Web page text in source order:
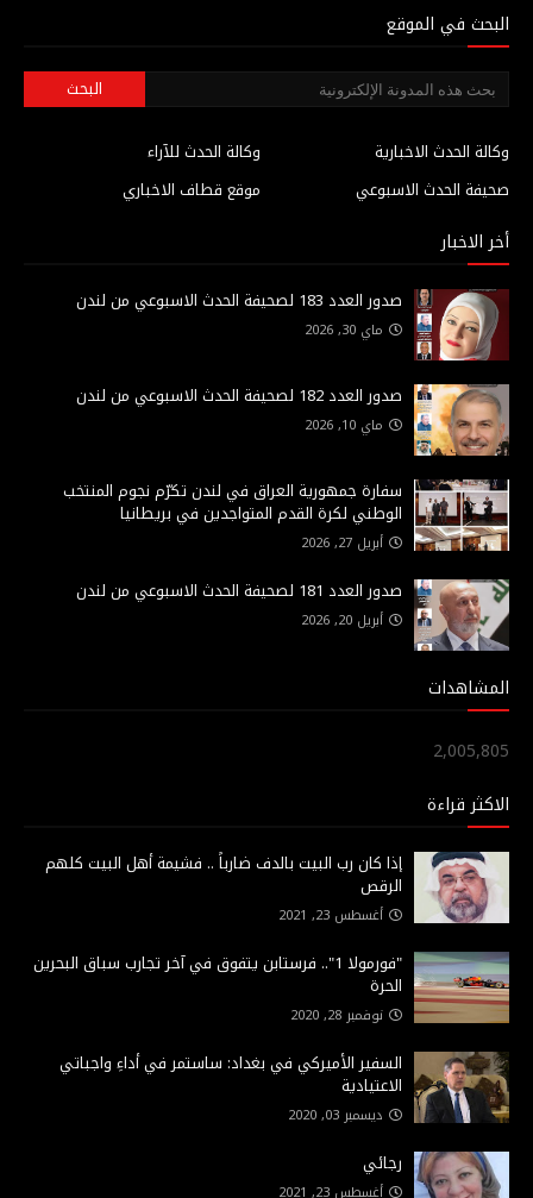
البحث في الموقع
وكالة الحدث للآراء
وكالة الحدث الاخبارية
موقع قطاف الاخباري
صحيفة الحدث الاسبوعي
أخر الاخبار
صدور العدد 183 لصحيفة الحدث الاسبوعي من لندن
ماي 30, 2026
صدور العدد 182 لصحيفة الحدث الاسبوعي من لندن
ماي 10, 2026
سفارة جمهورية العراق في لندن تكرّم نجوم المنتخب
الوطني لكرة القدم المتواجدين في بريطانيا
أبريل 27, 2026
صدور العدد 181 لصحيفة الحدث الاسبوعي من لندن
أبريل 20, 2026
المشاهدات
2,005,805
الاكثر قراءة
إذا كان رب البيت بالدف ضارباً .. فشيمة أهل البيت كلهم
الرقص
أغسطس 23, 2021
"فورمولا 1".. فرستابن يتفوق في آخر تجارب سباق البحرين
الحرة
نوفمبر 28, 2020
السفير الأميركي في بغداد: ساستمر في أداءِ واجباتي
الاعتيادية
ديسمبر 03, 2020
رجائي
أغسطس 23, 2021